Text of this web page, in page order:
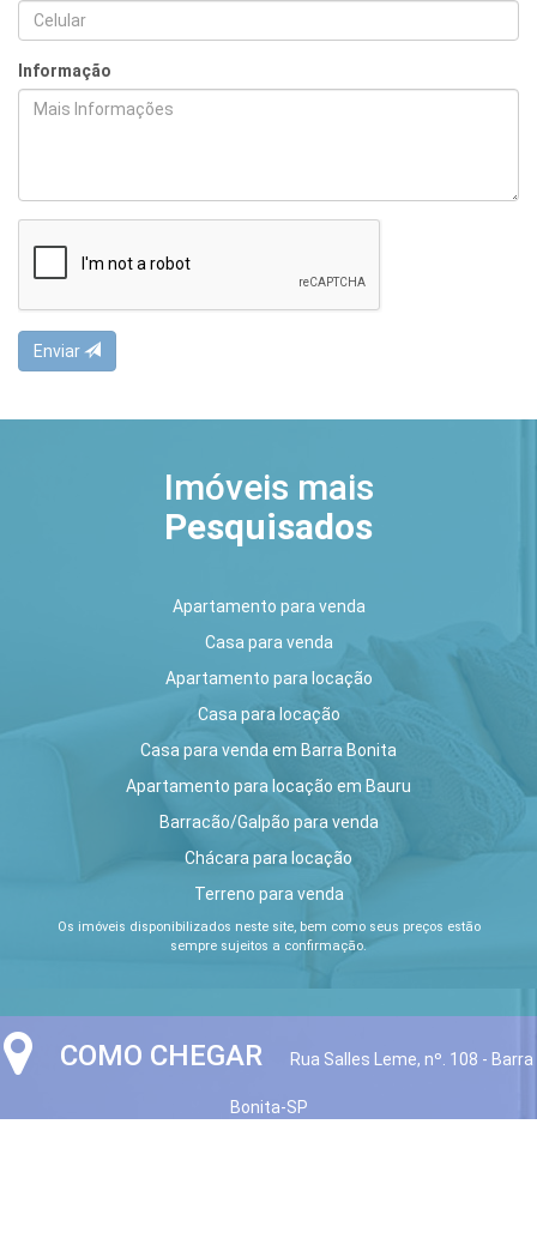
Informação
Enviar
Imóveis mais
Pesquisados
Apartamento para venda
Casa para venda
Apartamento para locação
Casa para locação
Casa para venda em Barra Bonita
Apartamento para locação em Bauru
Barracão/Galpão para venda
Chácara para locação
Terreno para venda
Os imóveis disponibilizados neste site, bem como seus preços estão
sempre sujeitos a confirmação.
COMO CHEGAR Rua Salles Leme, nº. 108 - Barra
Bonita-SP